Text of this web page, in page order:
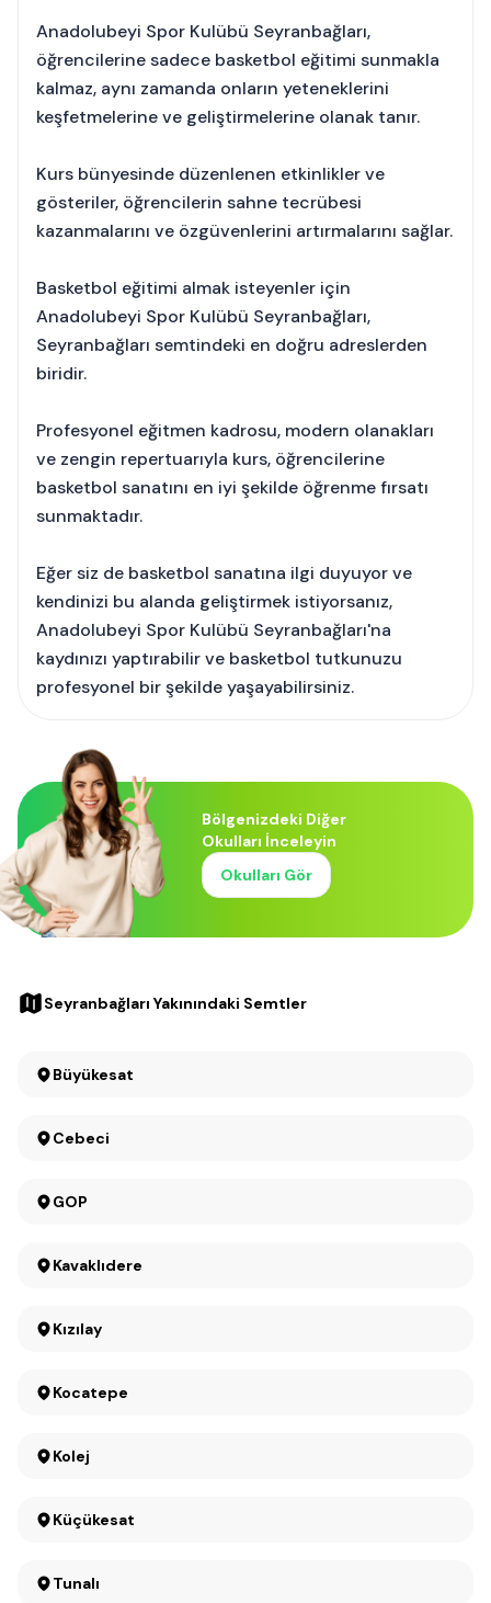
Anadolubeyi Spor Kulübü Seyranbağları,
öğrencilerine sadece basketbol eğitimi sunmakla
kalmaz, aynı zamanda onların yeteneklerini
keşfetmelerine ve geliştirmelerine olanak tanır.
Kurs bünyesinde düzenlenen etkinlikler ve
gösteriler, öğrencilerin sahne tecrübesi
kazanmalarını ve özgüvenlerini artırmalarını sağlar.
Basketbol eğitimi almak isteyenler için
Anadolubeyi Spor Kulübü Seyranbağları,
Seyranbağları semtindeki en doğru adreslerden
biridir.
Profesyonel eğitmen kadrosu, modern olanakları
ve zengin repertuarıyla kurs, öğrencilerine
basketbol sanatını en iyi şekilde öğrenme fırsatı
sunmaktadır.
Eğer siz de basketbol sanatına ilgi duyuyor ve
kendinizi bu alanda geliştirmek istiyorsanız,
Anadolubeyi Spor Kulübü Seyranbağları'na
kaydınızı yaptırabilir ve basketbol tutkunuzu
profesyonel bir şekilde yaşayabilirsiniz.
Bölgenizdeki Diğer
Okulları İnceleyin
Okulları Gör
Seyranbağları Yakınındaki Semtler
Büyükesat
Cebeci
GOP
Kavaklıdere
Kızılay
Kocatepe
Kolej
Küçükesat
Tunalı